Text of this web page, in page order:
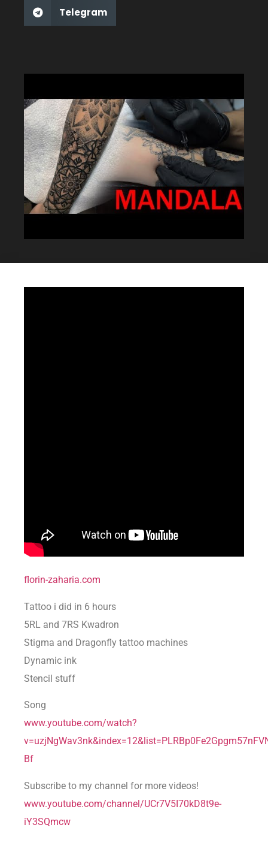
Telegram
florin-zaharia.com
Tattoo i did in 6 hours
5RL and 7RS Kwadron
Stigma and Dragonfly tattoo machines
Dynamic ink
Stencil stuff
Song
www.youtube.com/watch?
Bf
Subscribe to my channel for more videos!
www.youtube.com/channel/UCr7V5I70kD8t9e-
iY3SQmcw